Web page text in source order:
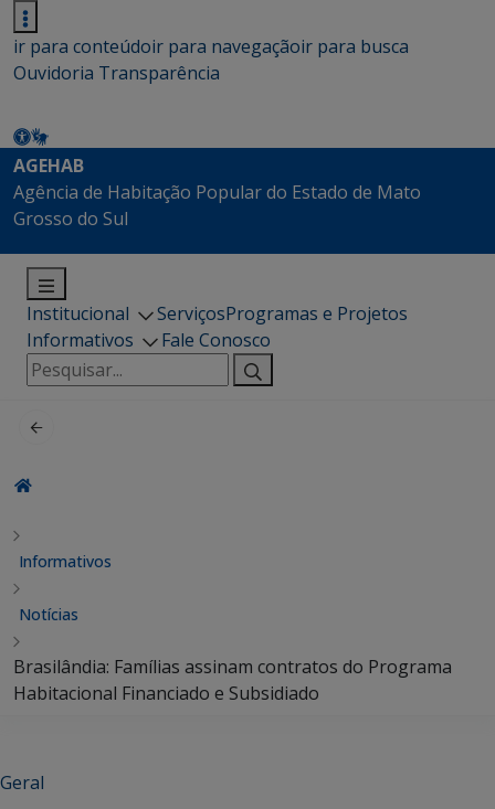
ir para conteúdoir para navegaçãoir para busca
Ouvidoria Transparência
AGEHAB
Agência de Habitação Popular do Estado de Mato
Grosso do Sul
Institucional ServiçosProgramas e Projetos
Informativos
Fale Conosco
Pesquisar
por:
Informativos
Notícias
Brasilândia: Famílias assinam contratos do Programa
Habitacional Financiado e Subsidiado
Geral